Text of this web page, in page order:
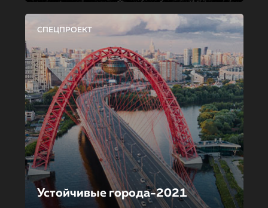
СПЕЦПРОЕКТ
Устойчивые города-2021